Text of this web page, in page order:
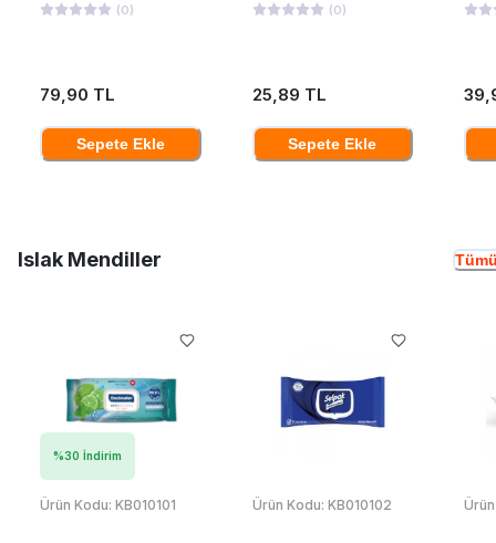
(0)
79,90 TL
Sepete Ekle
(0)
25,89 TL
Sepete Ekle
Islak Mendiller
%30 İndirim
Ürün Kodu: KB010101 Ürün Kodu: KB010102